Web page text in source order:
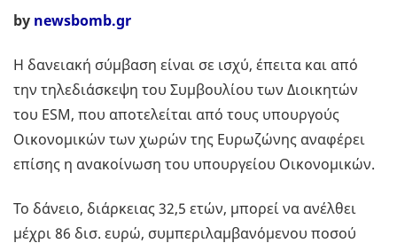
by newsbomb.gr
Η δανειακή σύμβαση είναι σε ισχύ, έπειτα και από
την τηλεδιάσκεψη του Συμβουλίου των Διοικητών
του ESM, που αποτελείται από τους υπουργούς
Οικονομικών των χωρών της Ευρωζώνης αναφέρει
επίσης η ανακοίνωση του υπουργείου Οικονομικών.
Το δάνειο, διάρκειας 32,5 ετών, μπορεί να ανέλθει
μέχρι 86 δισ. ευρώ, συμπεριλαμβανόμενου ποσού